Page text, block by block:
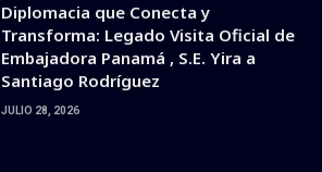
Diplomacia que Conecta y
Transforma: Legado Visita Oficial de
Embajadora Panamá , S.E. Yira a
Santiago Rodríguez
JULIO 28, 2026